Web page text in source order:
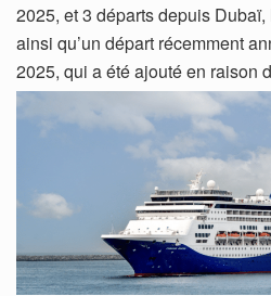
2025, et 3 départs depuis
ainsi qu’un départ récemment
2025, qui a été ajouté en raison